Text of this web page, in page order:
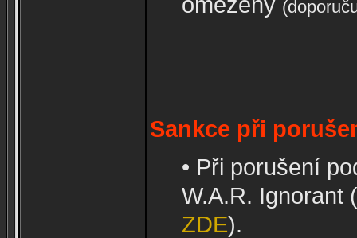
Sankce při
• Při porušení
W.A.R. Ignorant
ZDE).